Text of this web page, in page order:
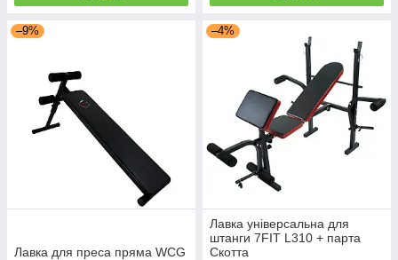
–9%
Лавка для преса пряма WCG
–4%
Лавка універсальна для
штанги 7FIT L310 + парта
Скотта